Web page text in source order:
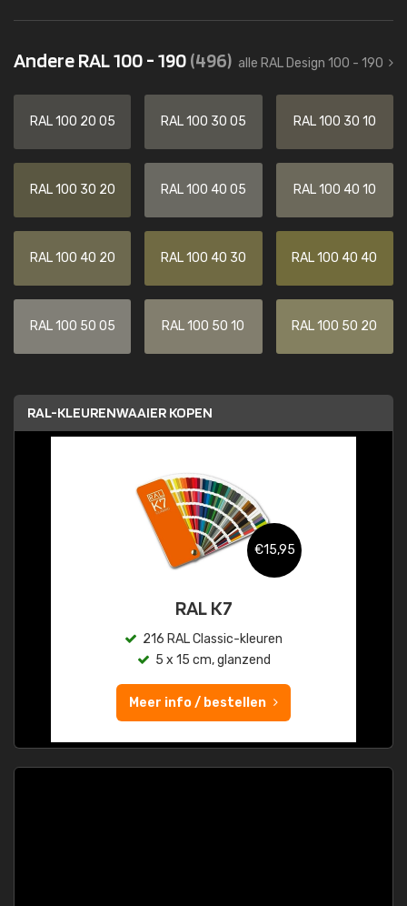
Andere RAL 100 - 190(496) alle RAL Design 100 - 190
RAL 100 20 05 RAL 100 30 05 RAL 100 30 10
RAL 100 30 20 RAL 100 40 05 RAL 100 40 10
RAL 100 40 20 RAL 100 40 30 RAL 100 40 40
RAL 100 50 05 RAL 100 50 10 RAL 100 50 20
RAL-KLEURENWAAIER KOPEN
€15,95
RAL K7
216 RAL Classic-kleuren
5 x 15 cm, glanzend
Meer info / bestellen